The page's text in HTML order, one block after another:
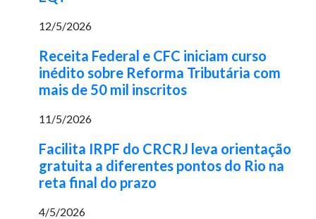
12/5/2026
Receita Federal e CFC iniciam curso
inédito sobre Reforma Tributária com
mais de 50 mil inscritos
11/5/2026
Facilita IRPF do CRCRJ leva orientação
gratuita a diferentes pontos do Rio na
reta final do prazo
4/5/2026